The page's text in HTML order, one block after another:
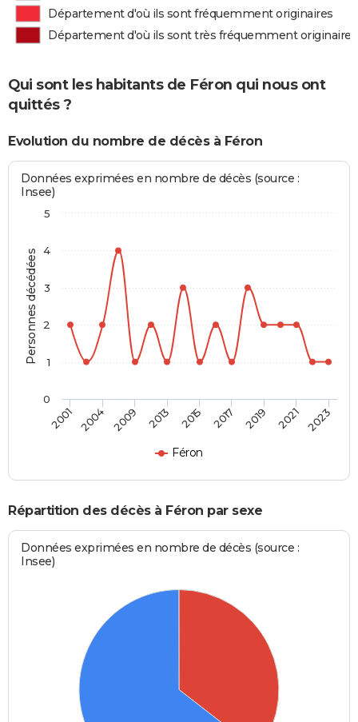
Département d'où ils sont fréquemment originaires
Département d'où ils sont très fréquemment originaires
Qui sont les habitants de Féron qui nous ont
quittés ?
Evolution du nombre de décès à Féron
Personnes décédées
Données exprimées en nombre de décès (source :
Insee)
Féron
2001 2004 2009 2013 2015 2017 2019 2021 2023
0
1
2
3
4
5
Répartition des décès à Féron par sexe
Données exprimées en nombre de décès (source :
Insee)